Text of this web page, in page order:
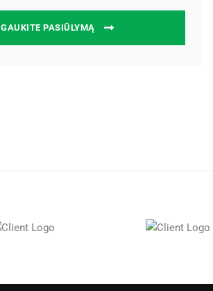
GAUKITE PASIŪLYMĄ